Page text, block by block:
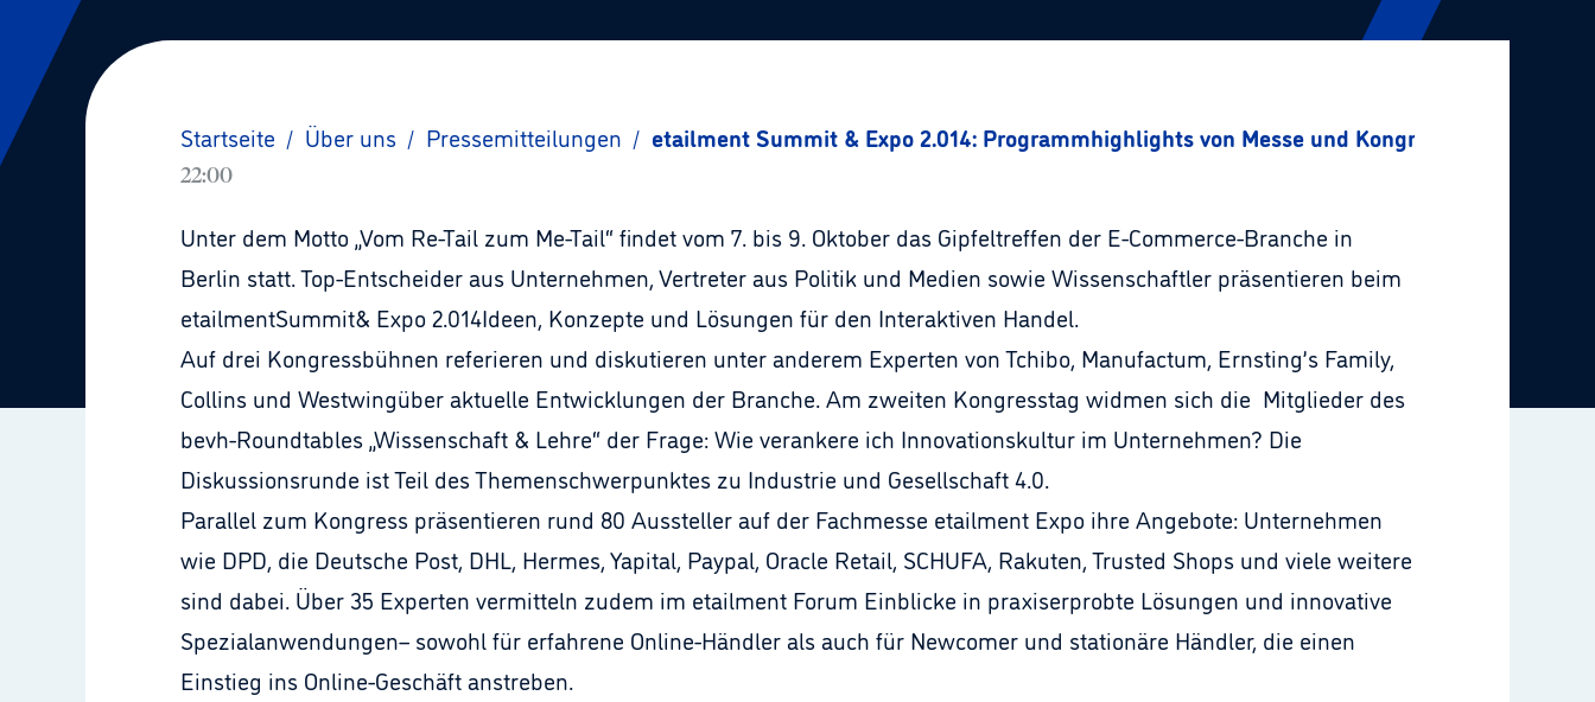
Startseite / Über uns / Pressemitteilungen / etailment Summit & Expo 2.014: Programmhighlights von Messe und Kongress
22:00
Unter dem Motto „Vom Re-Tail zum Me-Tail“ findet vom 7. bis 9. Oktober das Gipfeltreffen der E-Commerce-Branche in
Berlin statt. Top-Entscheider aus Unternehmen, Vertreter aus Politik und Medien sowie Wissenschaftler präsentieren beim
etailmentSummit& Expo 2.014Ideen, Konzepte und Lösungen für den Interaktiven Handel.
Auf drei Kongressbühnen referieren und diskutieren unter anderem Experten von Tchibo, Manufactum, Ernsting’s Family,
Collins und Westwingüber aktuelle Entwicklungen der Branche. Am zweiten Kongresstag widmen sich die Mitglieder des
bevh-Roundtables „Wissenschaft & Lehre“ der Frage: Wie verankere ich Innovationskultur im Unternehmen? Die
Diskussionsrunde ist Teil des Themenschwerpunktes zu Industrie und Gesellschaft 4.0.
Parallel zum Kongress präsentieren rund 80 Aussteller auf der Fachmesse etailment Expo ihre Angebote: Unternehmen
wie DPD, die Deutsche Post, DHL, Hermes, Yapital, Paypal, Oracle Retail, SCHUFA, Rakuten, Trusted Shops und viele weitere
sind dabei. Über 35 Experten vermitteln zudem im etailment Forum Einblicke in praxiserprobte Lösungen und innovative
Spezialanwendungen– sowohl für erfahrene Online-Händler als auch für Newcomer und stationäre Händler, die einen
Einstieg ins Online-Geschäft anstreben.